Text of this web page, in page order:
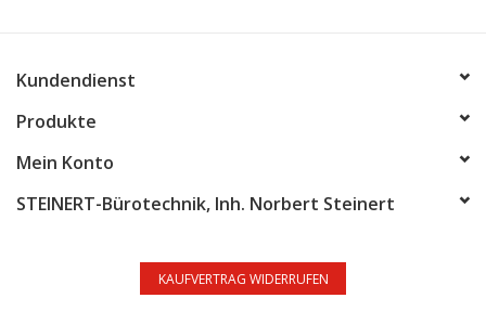
Kundendienst
Produkte
Mein Konto
STEINERT-Bürotechnik, Inh. Norbert Steinert
KAUFVERTRAG WIDERRUFEN